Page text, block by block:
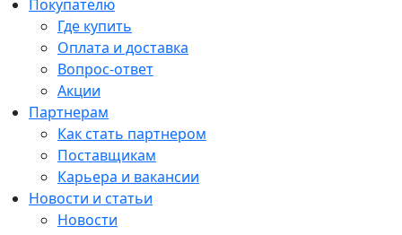
Покупателю
Где купить
Оплата и доставка
Вопрос-ответ
Акции
Партнерам
Как стать партнером
Поставщикам
Карьера и вакансии
Новости и статьи
Новости